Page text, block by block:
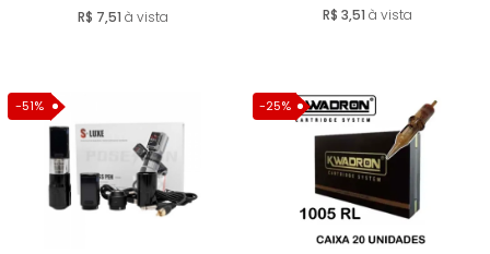
R$ 7,51 à vista R$ 3,51 à vista
-51% -25%